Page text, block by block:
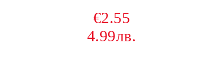
€2.55
4.99лв.